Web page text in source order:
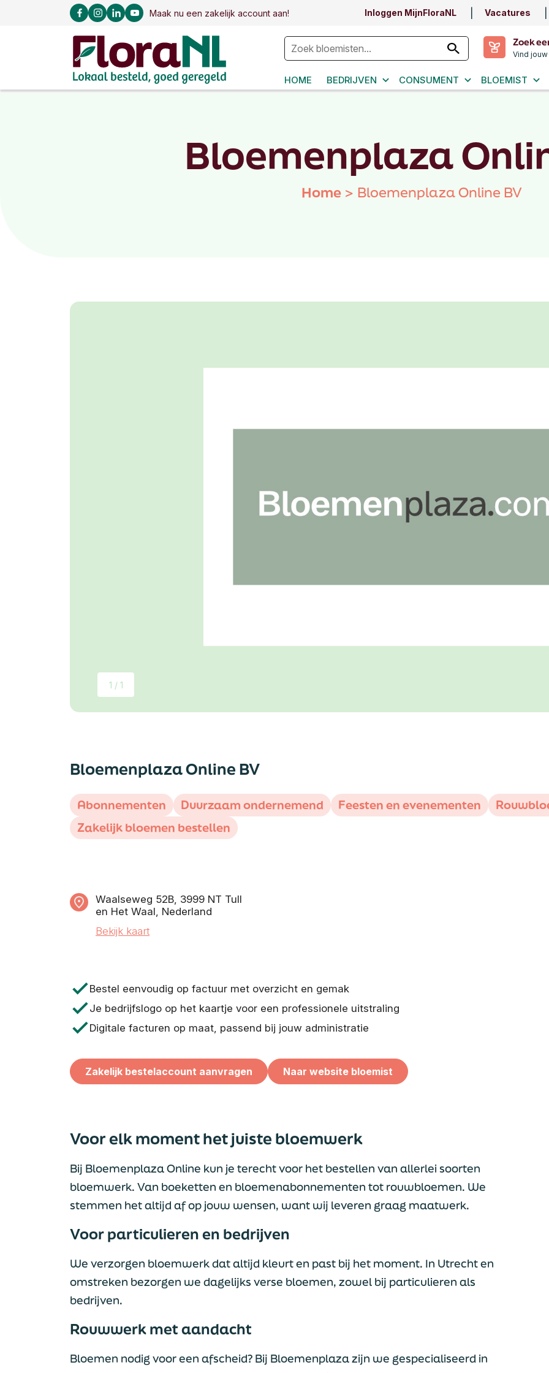
Maak nu een zakelijk account aan! Inloggen MijnFloraNL Vacatures
Zoek
Vind
HOME BEDRIJVEN CONSUMENT BLOEMIST
Bloemenplaza
Home > Bloemenplaza Online BV
1 / 1
Bloemenplaza Online BV
Abonnementen Duurzaam ondernemend Feesten en evenementen
Zakelijk bloemen bestellen
Waalseweg 52B, 3999 NT Tull
en Het Waal, Nederland
Bekijk kaart
checkBestel eenvoudig op factuur met overzicht en gemak
checkJe bedrijfslogo op het kaartje voor een professionele uitstraling
checkDigitale facturen op maat, passend bij jouw administratie
Zakelijk bestelaccount aanvragen Naar website bloemist
Voor elk moment het juiste bloemwerk
Bij Bloemenplaza Online kun je terecht voor het bestellen van allerlei soorten
bloemwerk. Van boeketten en bloemenabonnementen tot rouwbloemen. We
stemmen het altijd af op jouw wensen, want wij leveren graag maatwerk.
Voor particulieren en bedrijven
We verzorgen bloemwerk dat altijd kleurt en past bij het moment. In Utrecht en
omstreken bezorgen we dagelijks verse bloemen, zowel bij particulieren als
bedrijven.
Rouwwerk met aandacht
Bloemen nodig voor een afscheid? Bij Bloemenplaza zijn we gespecialiseerd in